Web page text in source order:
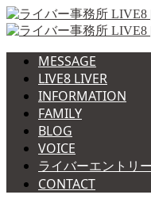
MESSAGE
LIVE8 LIVER
INFORMATION
FAMILY
BLOG
VOICE
ライバーエントリー
CONTACT